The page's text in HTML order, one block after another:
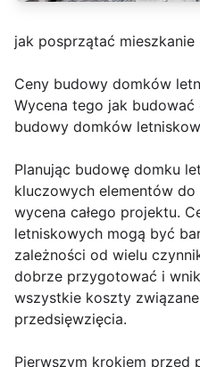
jak posprzątać mieszkanie
Ceny budowy domków
Wycena tego jak
budowy domków
Planując budowę domku
kluczowych elementów
wycena całego projektu.
letniskowych mogą być
zależności od wielu
dobrze przygotować i
wszystkie koszty
przedsięwzięcia.
Pierwszym krokiem przed